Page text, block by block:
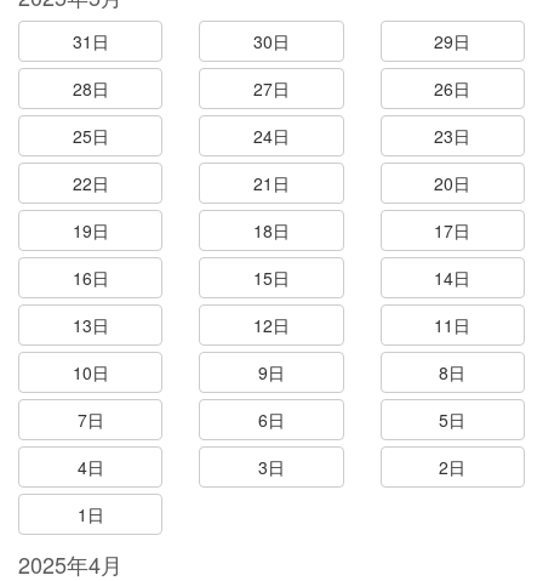
31日 30日
29日
28日
27日
26日
25日
24日
23日
22日
21日
20日
19日
18日
17日
16日
15日
14日
13日
12日
11日
10日
9日
8日
7日
6日
5日
4日
3日
2日
1日
2025年4月